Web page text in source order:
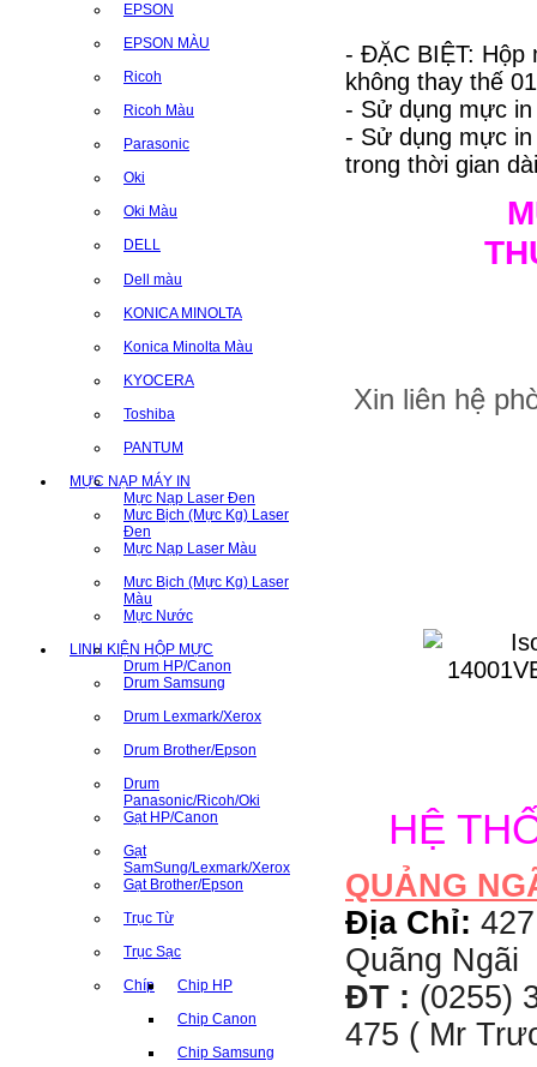
EPSON
EPSON MÀU
Ricoh
Ricoh Màu
Parasonic
Oki
Oki Màu
DELL
Dell màu
KONICA MINOLTA
Konica Minolta Màu
KYOCERA
Toshiba
PANTUM
MỰC NẠP MÁY IN
Mực Nạp Laser Đen
Mưc Bịch (Mực Kg) Laser
Đen
Mực Nạp Laser Màu
Mưc Bịch (Mực Kg) Laser
Màu
Mực Nước
LINH KIỆN HỘP MỰC
Drum HP/Canon
Drum Samsung
Drum Lexmark/Xerox
Drum Brother/Epson
Drum
Panasonic/Ricoh/Oki
Gạt HP/Canon
Gạt
SamSung/Lexmark/Xerox
Gạt Brother/Epson
Trục Từ
Trục Sạc
Chíp Chip HP
Chip Canon
Chip Samsung
- ĐẶC BIỆT: Hộp
không thay thế
- Sử dụng mực
- Sử dụng mực
trong thời gian
Xin liên hệ
HỆ
QUẢNG
Địa Chỉ:
Quãng Ngãi
ĐT : (0255)
475 ( Mr